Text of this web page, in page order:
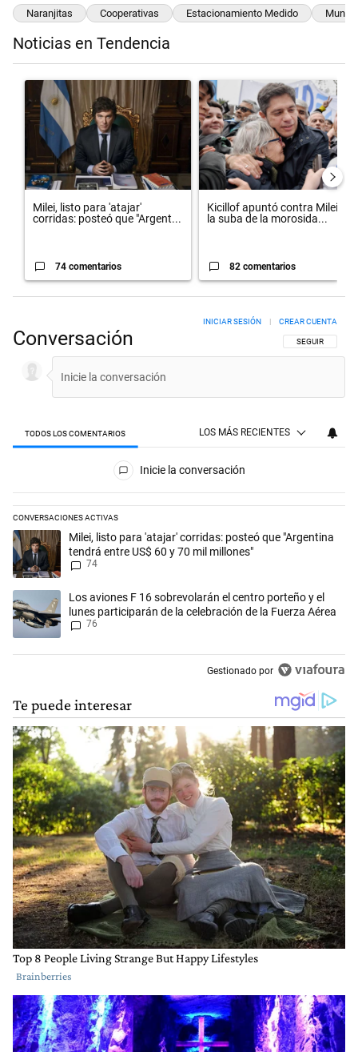
Naranjitas Cooperativas Estacionamiento Medido
Noticias en Tendencia
Un artículo de tendencia con el título "Milei, listo para 'atajar'
Milei, listo para 'atajar'
corridas: posteó que "Argent...
74 comentarios
Un artículo de tendencia con el
Kicillof apuntó contra Milei por
la suba de la morosida...
82 comentarios
Conversación SIGA ESTA
SEGUIR
INICIAR SESIÓN CREAR CUENTA
TODOS LOS COMENTARIOS LOS MÁS RECIENTES
Todos los comentarios
Inicie la conversación
CONVERSACIONES ACTIVAS
Este listado muestra los artículos con más comentarios en los
Un artículo de tendencia con el título "Milei, listo para 'atajar'
Milei, listo para 'atajar' corridas: posteó que "Argentina
tendrá entre US$ 60 y 70 mil millones"
74
Un artículo de tendencia con el título "Los aviones F 16 sobrevolarán
Los aviones F 16 sobrevolarán el centro porteño y el
lunes participarán de la celebración de la Fuerza Aérea
76
Gestionado por